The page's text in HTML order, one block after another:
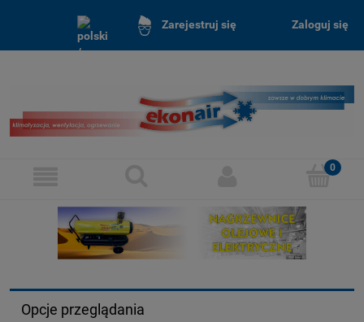
Zarejestruj się Zaloguj się
Opcje przeglądania